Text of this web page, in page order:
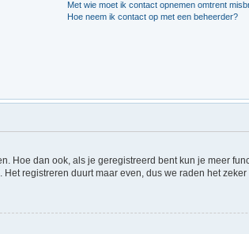
Met wie moet ik contact opnemen omtrent
Hoe neem ik contact op met een beheerder?
Hoe dan ook, als je geregistreerd bent kun je meer
registreren duurt maar even, dus we raden het zeker